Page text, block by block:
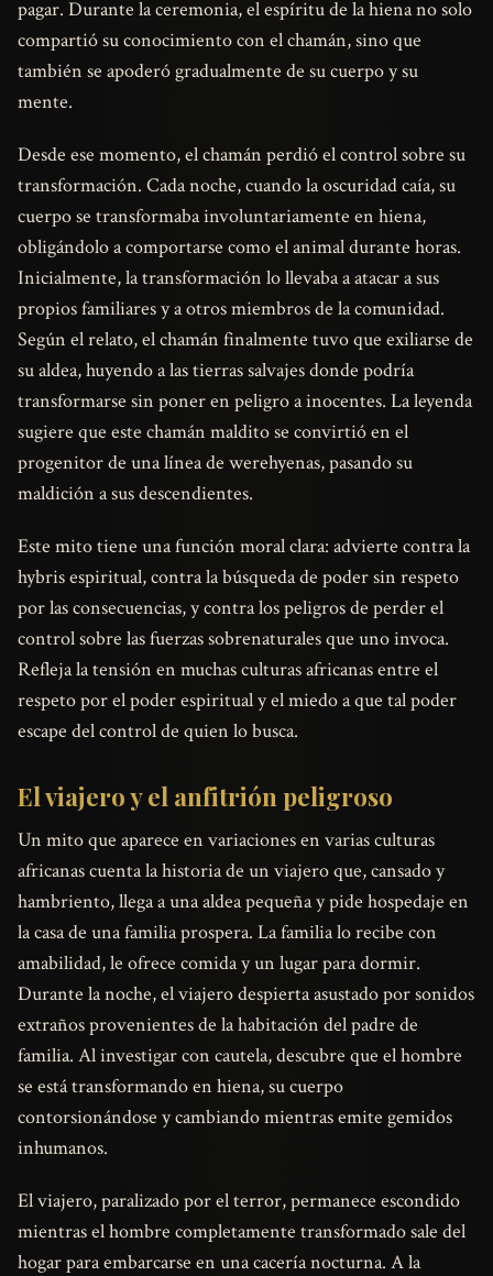
pagar. Durante la ceremonia, el espíritu de la hiena no solo
compartió su conocimiento con el chamán, sino que
también se apoderó gradualmente de su cuerpo y su
mente.
Desde ese momento, el chamán perdió el control sobre su
transformación. Cada noche, cuando la oscuridad caía, su
cuerpo se transformaba involuntariamente en hiena,
obligándolo a comportarse como el animal durante horas.
Inicialmente, la transformación lo llevaba a atacar a sus
propios familiares y a otros miembros de la comunidad.
Según el relato, el chamán finalmente tuvo que exiliarse de
su aldea, huyendo a las tierras salvajes donde podría
transformarse sin poner en peligro a inocentes. La leyenda
sugiere que este chamán maldito se convirtió en el
progenitor de una línea de werehyenas, pasando su
maldición a sus descendientes.
Este mito tiene una función moral clara: advierte contra la
hybris espiritual, contra la búsqueda de poder sin respeto
por las consecuencias, y contra los peligros de perder el
control sobre las fuerzas sobrenaturales que uno invoca.
Refleja la tensión en muchas culturas africanas entre el
respeto por el poder espiritual y el miedo a que tal poder
escape del control de quien lo busca.
El viajero y el anfitrión peligroso
Un mito que aparece en variaciones en varias culturas
africanas cuenta la historia de un viajero que, cansado y
hambriento, llega a una aldea pequeña y pide hospedaje en
la casa de una familia prospera. La familia lo recibe con
amabilidad, le ofrece comida y un lugar para dormir.
Durante la noche, el viajero despierta asustado por sonidos
extraños provenientes de la habitación del padre de
familia. Al investigar con cautela, descubre que el hombre
se está transformando en hiena, su cuerpo
contorsionándose y cambiando mientras emite gemidos
inhumanos.
El viajero, paralizado por el terror, permanece escondido
mientras el hombre completamente transformado sale del
hogar para embarcarse en una cacería nocturna. A la